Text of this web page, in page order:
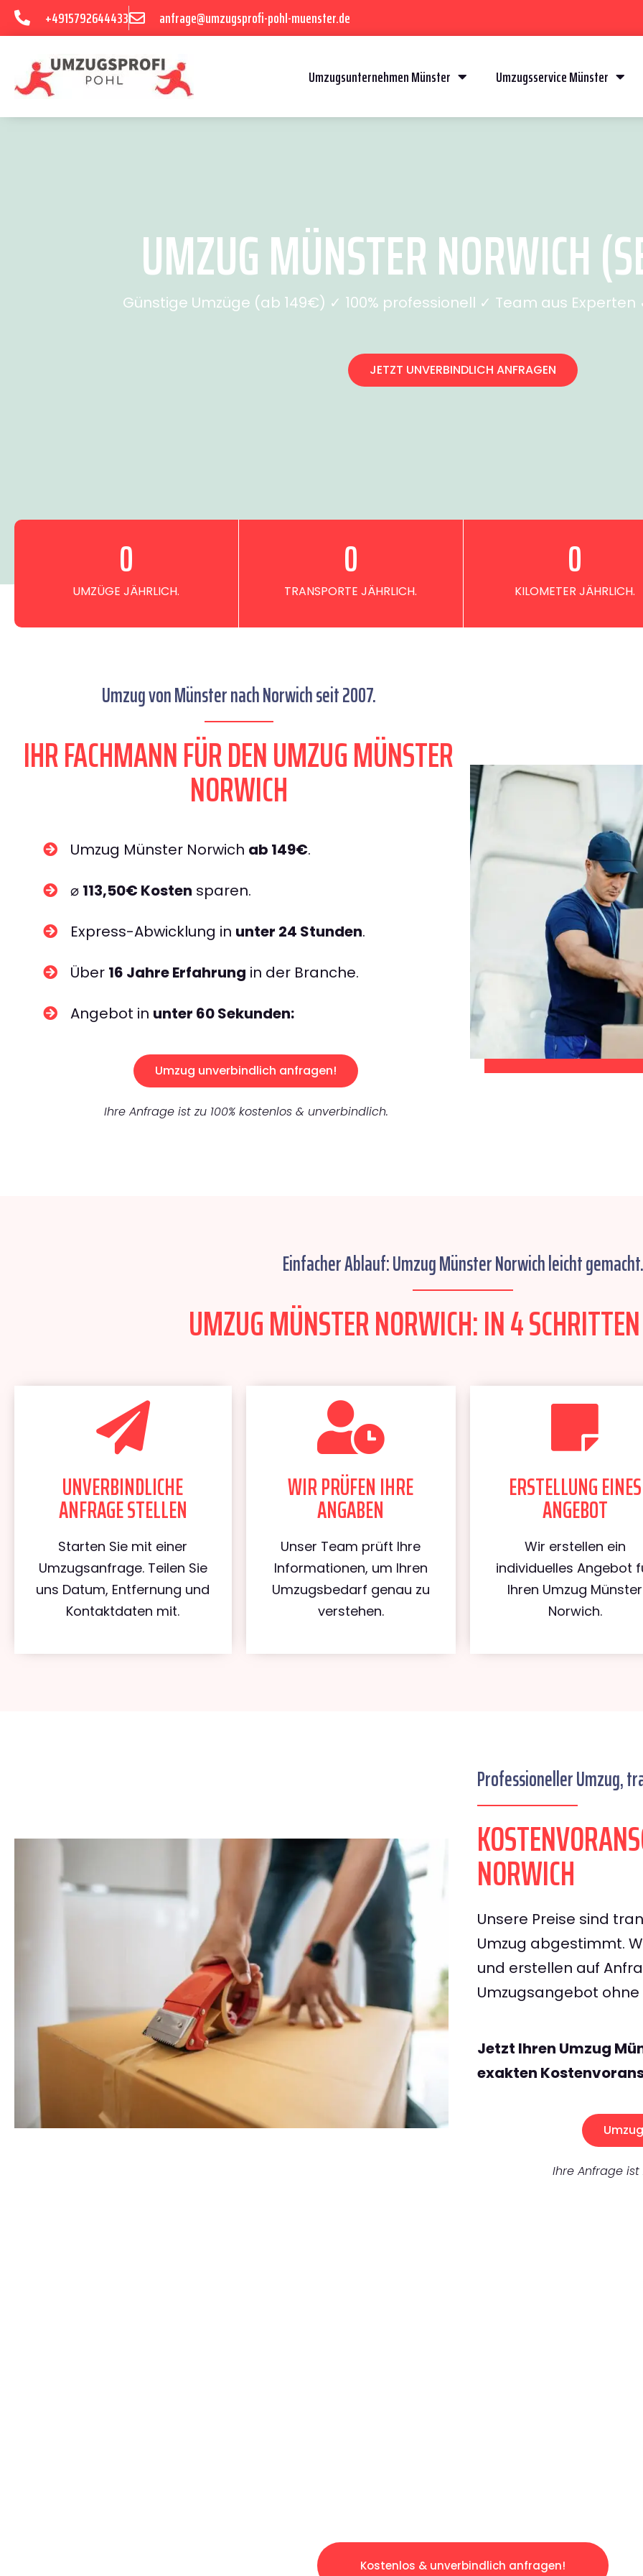
+4915792644433 anfrage@umzugsprofi-pohl-muenster.de
Umzugsunternehmen Münster Umzugsservice Münster
UMZUG MÜNSTER NORWICH
Günstige Umzüge (ab 149€) ✓ 100% professionell ✓ Team aus
JETZT UNVERBINDLICH ANFRAGEN
UMZÜGE JÄHRLICH.
0
TRANSPORTE JÄHRLICH.
0
KILOMETER JÄHRLICH.
0
Umzug von Münster nach Norwich seit 2007.
IHR FACHMANN FÜR DEN UMZUG MÜNSTER
NORWICH
Umzug Münster Norwich ab 149€.
⌀ 113,50€ Kosten sparen.
Express-Abwicklung in unter 24 Stunden.
Über 16 Jahre Erfahrung in der Branche.
Angebot in unter 60 Sekunden:
Umzug unverbindlich anfragen!
Ihre Anfrage ist zu 100% kostenlos & unverbindlich.
Einfacher Ablauf: Umzug Münster Norwich leicht gemacht.
UMZUG MÜNSTER NORWICH: IN 4
UNVERBINDLICHE
ANFRAGE STELLEN
Starten Sie mit einer
Umzugsanfrage. Teilen Sie
uns Datum, Entfernung und
Kontaktdaten mit.
WIR PRÜFEN IHRE
ANGABEN
Unser Team prüft Ihre
Informationen, um Ihren
Umzugsbedarf genau zu
verstehen.
ERSTELLUNG EINES
ANGEBOT
Wir erstellen ein
individuelles Angebot
Ihren Umzug Münster
Norwich.
Professioneller Umzug,
NORWICH
Unsere Preise sind
Umzug abgestimmt.
und erstellen auf
Umzugsangebot
Jetzt Ihren Umzug
exakten
Ihre Anfrage ist
Kostenlos & unverbindlich anfragen!